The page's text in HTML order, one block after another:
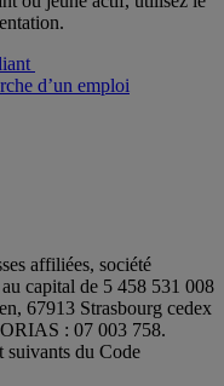
d’un emploi
affiliées, société
capital de 5 458 531 008
67913 Strasbourg cedex
: 07 003 758.
suivants du Code